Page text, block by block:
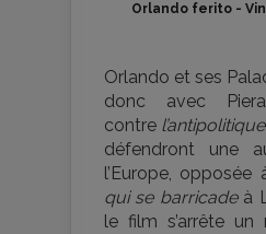
Orlando ferito -
Orlando et ses
donc avec
contre
défendront une
l’Europe, opposée
qui se barricadeà
le film s’arrête un